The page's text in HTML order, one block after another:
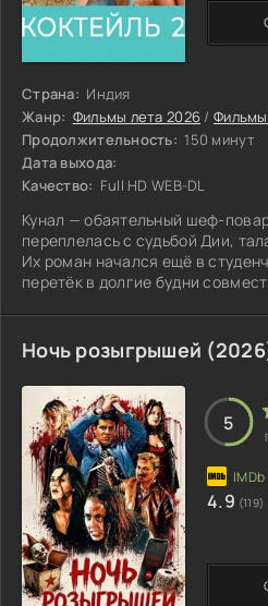
Страна: Индия
Жанр: Фильмы лета 2026 /
Продолжительность: 150 минут
Дата выхода:
Качество: Full HD WEB-DL
Кунал — обаятельный шеф-
переплелась с судьбой Дии,
Их роман начался ещё в
перетёк в долгие будни
пару из колеи, поэтому они
повседневности на солнечную
Ночь розыгрышей
5
4.9 (119)